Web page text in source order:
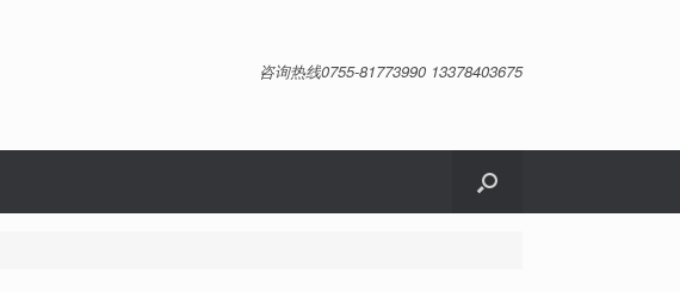
咨询热线0755-81773990 13378403675